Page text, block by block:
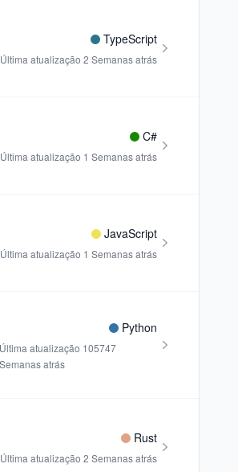
TypeScript
Última atualização 2 Semanas atrás
C#
Última atualização 1 Semanas atrás
JavaScript
Última atualização 1 Semanas atrás
Python
Última atualização 105747
Semanas atrás
Rust
Última atualização 2 Semanas atrás